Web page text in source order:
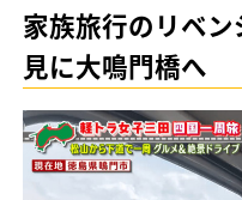
家族旅行のリベン
見に大鳴門橋へ